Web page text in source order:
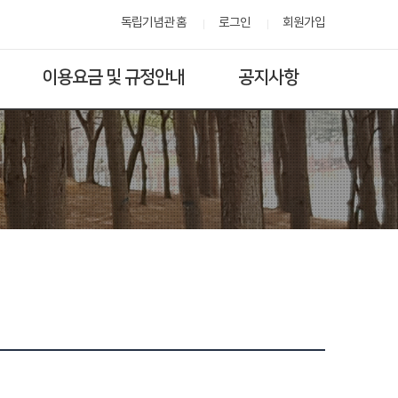
독립기념관 홈 로그인 회원가입
이용요금 및 규정안내 공지사항